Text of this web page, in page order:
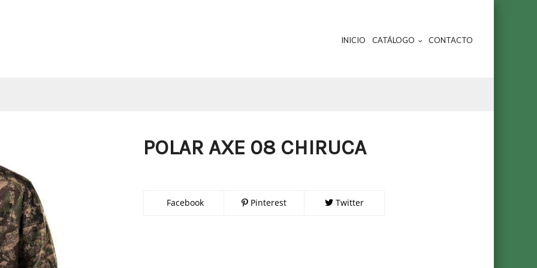
INICIO CATÁLOGO CONTACTO
POLAR AXE 08 CHIRUCA
Facebook Pinterest Twitter